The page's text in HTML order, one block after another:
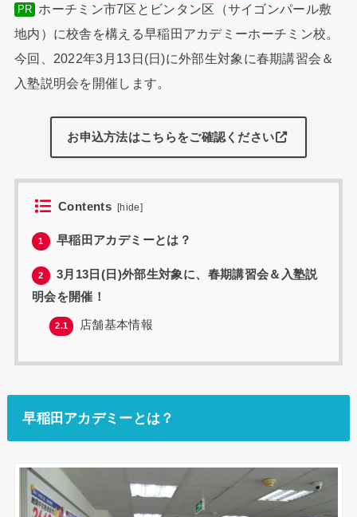
PR ホーチミン市7区とビンタン区（サイゴンパール敷
地内）に校舎を構える早稲田アカデミーホーチミン校。
今回、2022年3月13日(日)に外部生対象に春期講習会＆
入塾説明会を開催します。
お申込方法はこちらをご確認ください
Contents [hide]
1 早稲田アカデミーとは？
2
3月13日(日)外部生対象に、春期講習会＆入塾説
明会を開催！
2.1 店舗基本情報
早稲田アカデミーとは？